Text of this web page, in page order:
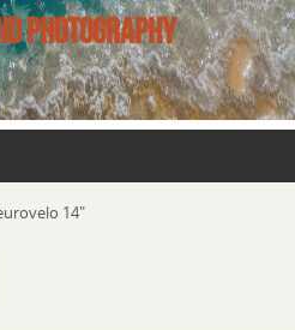
PHOTOGRAPHY
14"